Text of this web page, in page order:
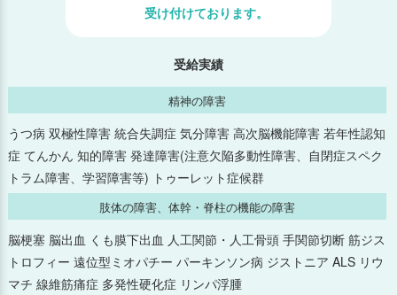
2025年4月
2025年3月
2025年2月
2025年1月
受け付けております。
受給実績
精神の障害
うつ病 双極性障害 統合失調症 気分障害 高次脳機能障害 若年性認知
症 てんかん 知的障害 発達障害(注意欠陥多動性障害、自閉症スペク
トラム障害、学習障害等) トゥーレット症候群
肢体の障害、体幹・脊柱の機能の障害
脳梗塞 脳出血 くも膜下出血 人工関節・人工骨頭 手関節切断 筋ジス
トロフィー 遠位型ミオパチー パーキンソン病 ジストニア ALS リウ
マチ 線維筋痛症 多発性硬化症 リンパ浮腫